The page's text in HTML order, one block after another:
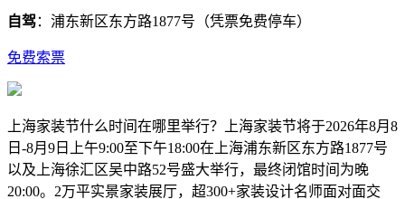
自驾：浦东新区东方路1877号（凭票免费停车）
免费索票
上海家装节什么时间在哪里举行？上海家装节将于2026年8月8
日-8月9日上午9:00至下午18:00在上海浦东新区东方路1877号
以及上海徐汇区吴中路52号盛大举行，最终闭馆时间为晚
20:00。2万平实景家装展厅，超300+家装设计名师面对面交